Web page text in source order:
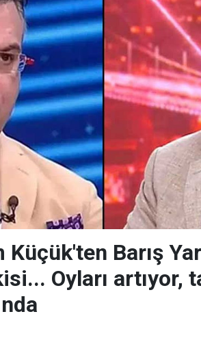
Küçük'ten Barış
Oyları artıyor,